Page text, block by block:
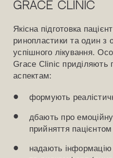
Grace Clinic
Якісна підготовка
ринопластики та один з
успішного лікування.
Grace Clinic приділяють
аспектам:
формують
дбають про емоційну
прийняття
надають інформацію